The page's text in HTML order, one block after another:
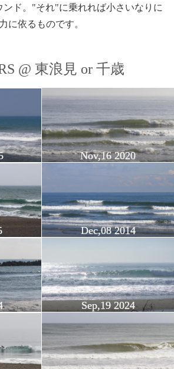
ンド。"それ"に乗れれば小さいなりに
に依るものです。
@ 東浪見 or 千歳
Nov,16 2020
Dec,08 2014
Sep,19 2024